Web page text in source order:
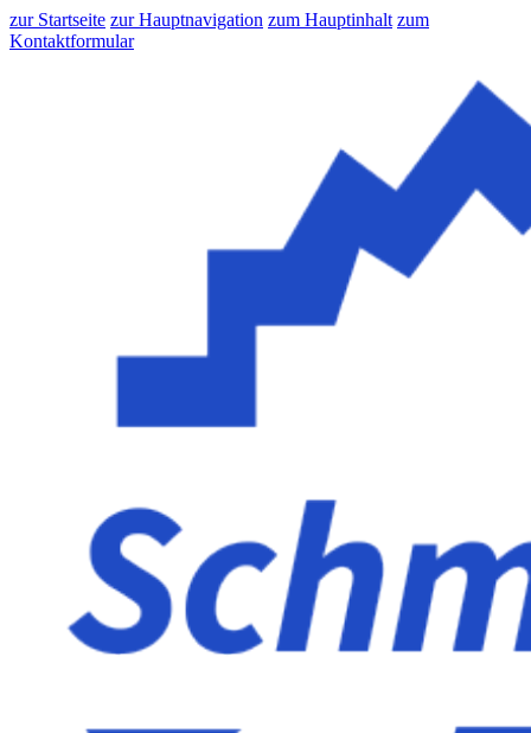
zur Startseite zur Hauptnavigation zum Hauptinhalt zum
Kontaktformular